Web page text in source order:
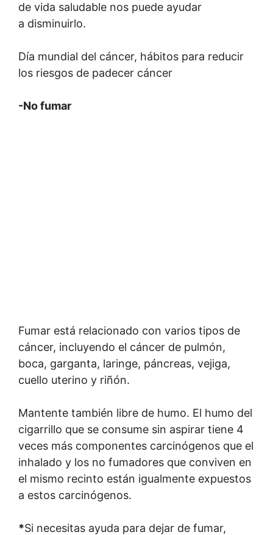
de vida saludable nos puede ayudar
a disminuirlo.
Día mundial del cáncer, hábitos para reducir
los riesgos de padecer cáncer
-No fumar
Fumar está relacionado con varios tipos de
cáncer, incluyendo el cáncer de pulmón,
boca, garganta, laringe, páncreas, vejiga,
cuello uterino y riñón.
Mantente también libre de humo. El humo del
cigarrillo que se consume sin aspirar tiene 4
veces más componentes carcinógenos que el
inhalado y los no fumadores que conviven en
el mismo recinto están igualmente expuestos
a estos carcinógenos.
*Si necesitas ayuda para dejar de fumar,